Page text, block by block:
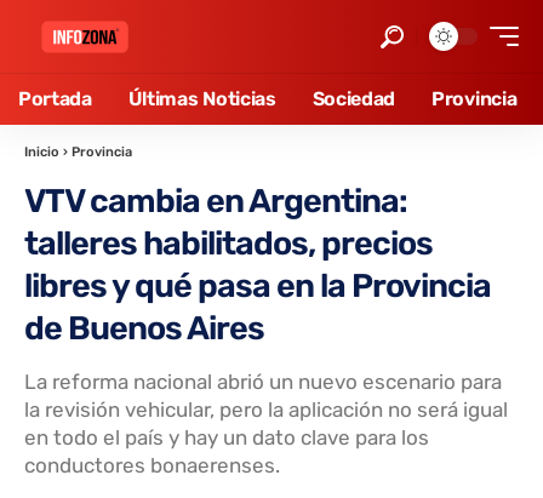
Portada Últimas Noticias Sociedad Provincia
Inicio › Provincia
VTV cambia en Argentina:
talleres habilitados, precios
libres y qué pasa en la Provincia
de Buenos Aires
La reforma nacional abrió un nuevo escenario para
la revisión vehicular, pero la aplicación no será igual
en todo el país y hay un dato clave para los
conductores bonaerenses.